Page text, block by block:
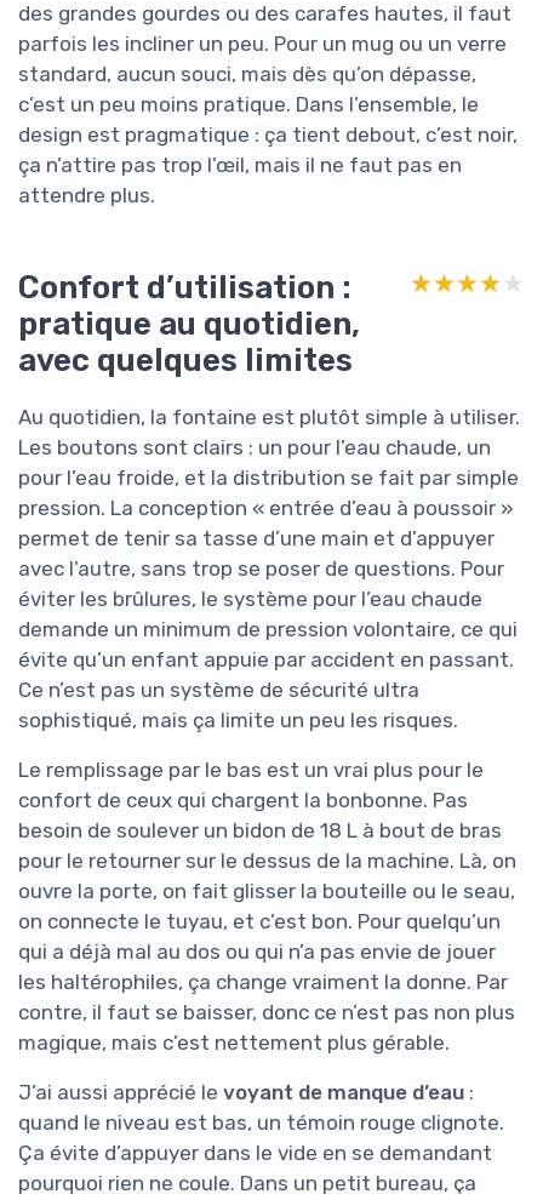
des grandes gourdes ou des carafes hautes, il faut
parfois les incliner un peu. Pour un mug ou un verre
standard, aucun souci, mais dès qu’on dépasse,
c’est un peu moins pratique. Dans l’ensemble, le
design est pragmatique : ça tient debout, c’est noir,
ça n’attire pas trop l’œil, mais il ne faut pas en
attendre plus.
Confort d’utilisation :
pratique au quotidien,
avec quelques limites
★★★★★
★★★★★
Au quotidien, la fontaine est plutôt simple à utiliser.
Les boutons sont clairs : un pour l’eau chaude, un
pour l’eau froide, et la distribution se fait par simple
pression. La conception « entrée d’eau à poussoir »
permet de tenir sa tasse d’une main et d’appuyer
avec l’autre, sans trop se poser de questions. Pour
éviter les brûlures, le système pour l’eau chaude
demande un minimum de pression volontaire, ce qui
évite qu’un enfant appuie par accident en passant.
Ce n’est pas un système de sécurité ultra
sophistiqué, mais ça limite un peu les risques.
Le remplissage par le bas est un vrai plus pour le
confort de ceux qui chargent la bonbonne. Pas
besoin de soulever un bidon de 18 L à bout de bras
pour le retourner sur le dessus de la machine. Là, on
ouvre la porte, on fait glisser la bouteille ou le seau,
on connecte le tuyau, et c’est bon. Pour quelqu’un
qui a déjà mal au dos ou qui n’a pas envie de jouer
les haltérophiles, ça change vraiment la donne. Par
contre, il faut se baisser, donc ce n’est pas non plus
magique, mais c’est nettement plus gérable.
J’ai aussi apprécié le voyant de manque d’eau :
quand le niveau est bas, un témoin rouge clignote.
Ça évite d’appuyer dans le vide en se demandant
pourquoi rien ne coule. Dans un petit bureau, ça